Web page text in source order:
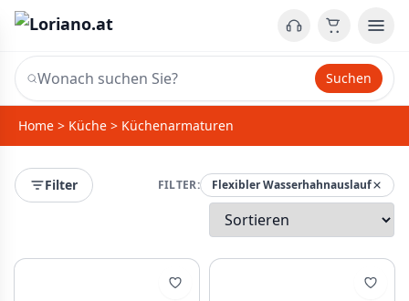
Suchen
Home > Küche > Küchenarmaturen
Filter FILTER: Flexibler Wasserhahnauslauf